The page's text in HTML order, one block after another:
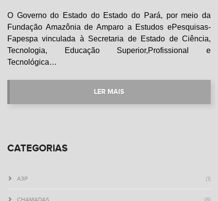
O Governo do Estado do Estado do Pará, por meio da
Fundação Amazônia de Amparo a Estudos ePesquisas-
Fapespa vinculada à Secretaria de Estado de Ciência,
Tecnologia, Educação Superior,Profissional e
Tecnológica…
LER MAIS
CATEGORIAS
A3P (1)
CHAMADAS (8)